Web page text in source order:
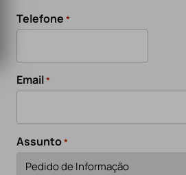
Telefone *
Email*
Assunto*